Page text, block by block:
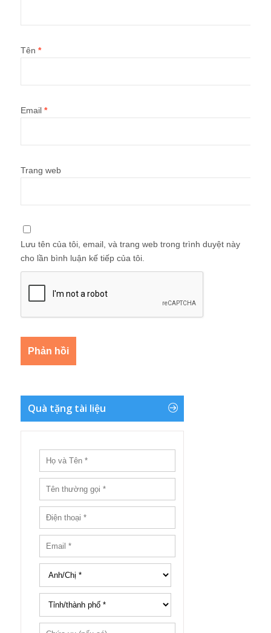
Tên *
Email *
Trang web
Lưu tên của tôi, email, và trang web trong trình duyệt này
cho lần bình luận kế tiếp của tôi.
Quà tặng tài liệu